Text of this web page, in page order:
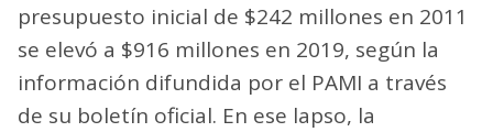
presupuesto inicial de $242 millones en 2011
se elevó a $916 millones en 2019, según la
información difundida por el PAMI a través
de su boletín oficial. En ese lapso, la